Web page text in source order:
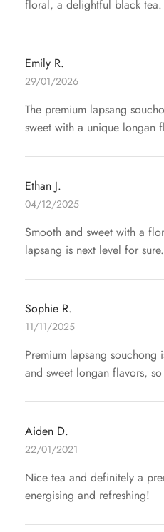
floral, a delightful black tea.
Emily R.
29/01/2026
The premium lapsang
sweet with a unique longan
Ethan J.
04/12/2025
Smooth and sweet with a
lapsang is next level for sure.
Sophie R.
11/11/2025
Premium lapsang
and sweet longan flavors,
Aiden D.
22/01/2021
Nice tea and definitely a
energising and refreshing!